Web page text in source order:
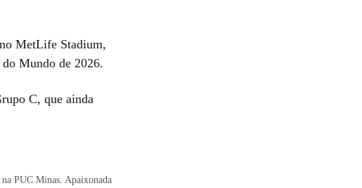
MetLife Stadium,
Mundo de 2026.
C, que ainda
PUC Minas. Apaixonada